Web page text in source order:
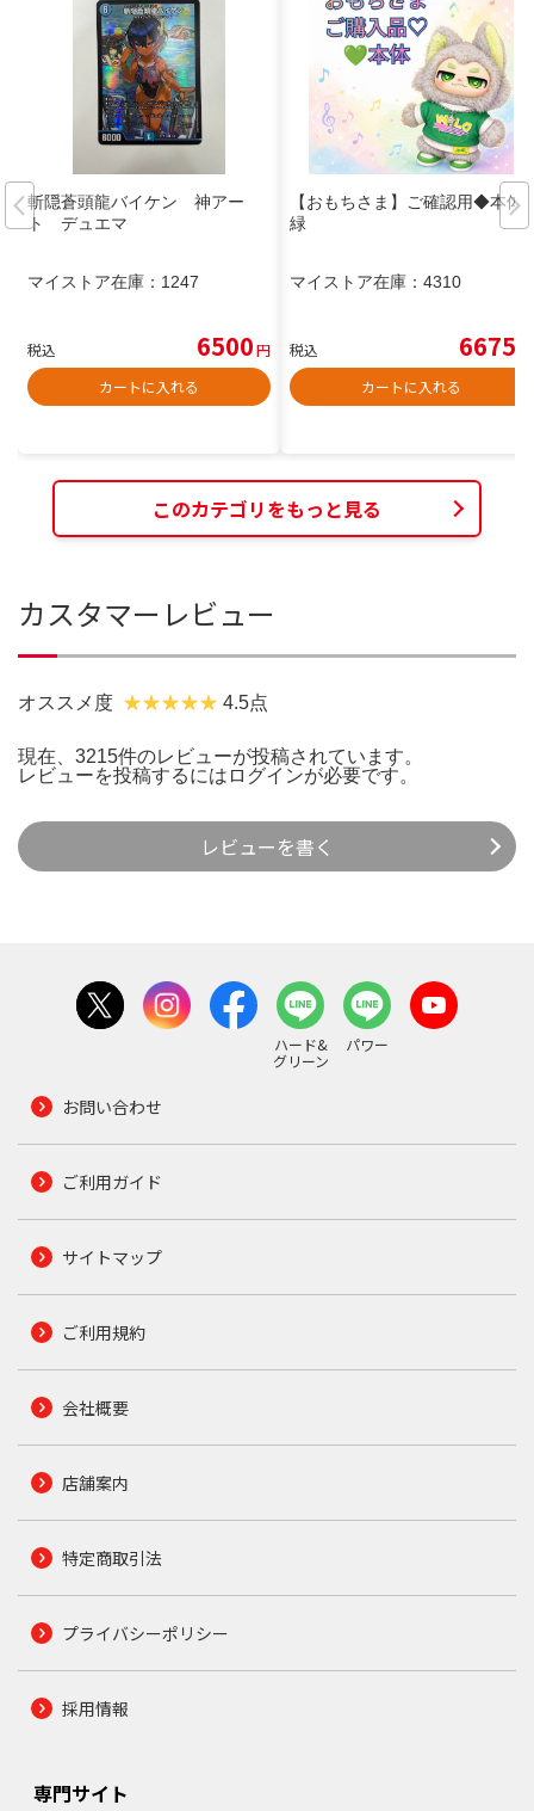
斬隠蒼頭龍バイケン 神アー
ト デュエマ
マイストア在庫： 1247
税込 6500円
カートに入れる
【おもちさま】ご確認用◆本体
緑
マイストア在庫： 4310
税込 6675
カートに入れる
このカテゴリをもっと見る
カスタマーレビュー
オススメ度 4.5点
現在、3215件のレビューが投稿されています。
レビューを投稿するには ログインが必要です。
レビューを書く
ハード&
グリーン
パワー
お問い合わせ
ご利用ガイド
サイトマップ
ご利用規約
会社概要
店舗案内
特定商取引法
プライバシーポリシー
採用情報
専門サイト